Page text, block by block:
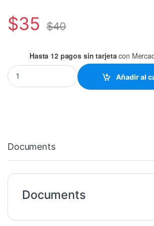
$35 $40
Hasta 12 pagos sin tarjeta con
RELAY AUTOMOTRIZ 12VDC 30A 5PIN
Añadir al
Documents
Documents